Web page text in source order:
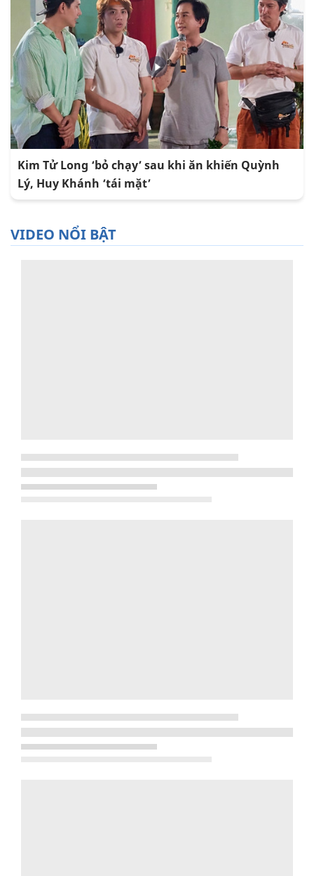
Kim Tử Long ‘bỏ chạy’ sau khi ăn khiến Quỳnh
Lý, Huy Khánh ‘tái mặt’
VIDEO NỔI BẬT